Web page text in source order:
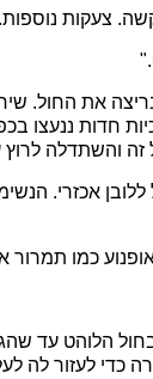
צעקות
את החול.
חדות ננעצו
והשתדלה לרוץ
אכזרי.
כמו תמרור
הלוהט עד
כדי לעזור לה